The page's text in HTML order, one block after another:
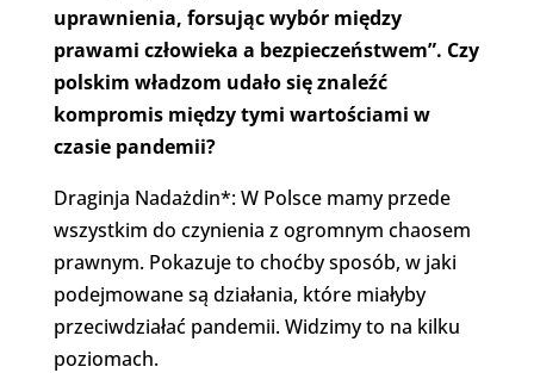
uprawnienia, forsując wybór między
prawami człowieka a bezpieczeństwem”. Czy
polskim władzom udało się znaleźć
kompromis między tymi wartościami w
czasie pandemii?
Draginja Nadażdin*: W Polsce mamy przede
wszystkim do czynienia z ogromnym chaosem
prawnym. Pokazuje to choćby sposób, w jaki
podejmowane są działania, które miałyby
przeciwdziałać pandemii. Widzimy to na kilku
poziomach.